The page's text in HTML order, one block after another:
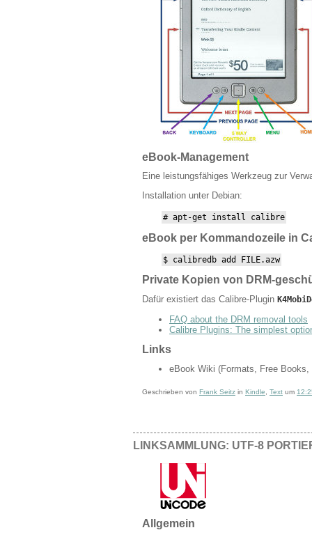
eBook-Management
Eine leistungsfähiges Werkzeug zur
Installation unter Debian:
# apt-get install calibre
eBook per Kommandozeile in
$ calibredb add FILE.azw
Private Kopien von DRM-
Dafür existiert das Calibre-Plugin
FAQ about the DRM removal tools
Calibre Plugins: The simplest
Links
eBook Wiki (Formats, Free
Geschrieben von Frank Seitz in Kindle Text um
LINKSAMMLUNG: UTF-8
Allgemein